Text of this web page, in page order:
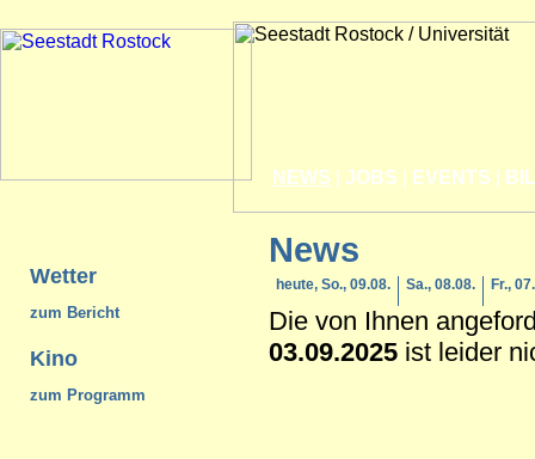
NEWS JOBS EVENTS
Wetter
zum Bericht
Kino
zum Programm
News
heute, So., 09.08. Sa., 08.08. Fr.,
Die von Ihnen
03.09.2025 ist leider